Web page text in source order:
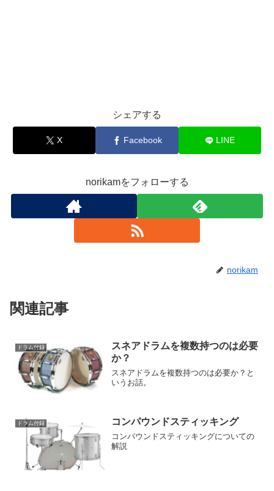
シェアする
X Facebook LINE
norikamをフォローする
norikam
関連記事
ドラム付録
スネアドラムを複数持つのは必要
か？
スネアドラムを複数持つのは必要か？と
いうお話。
ドラム付録 コンパウンドスティッキング
コンパウンドスティッキングについての
解説